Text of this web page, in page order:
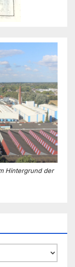
Hintergrund der